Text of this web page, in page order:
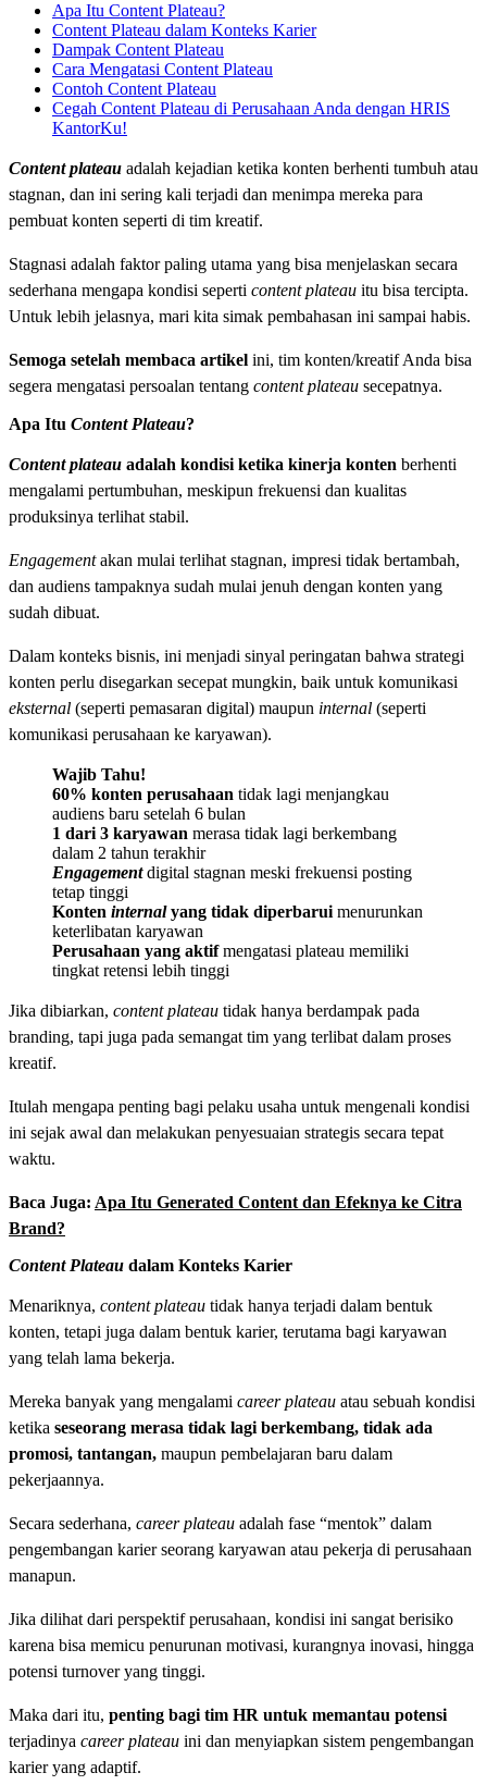
Apa Itu Content Plateau?
Content Plateau dalam Konteks Karier
Dampak Content Plateau
Cara Mengatasi Content Plateau
Contoh Content Plateau
Cegah Content Plateau di Perusahaan Anda dengan HRIS
KantorKu!
Content plateau adalah kejadian ketika konten berhenti tumbuh atau
stagnan, dan ini sering kali terjadi dan menimpa mereka para
pembuat konten seperti di tim kreatif.
Stagnasi adalah faktor paling utama yang bisa menjelaskan secara
sederhana mengapa kondisi seperti content plateau itu bisa tercipta.
Untuk lebih jelasnya, mari kita simak pembahasan ini sampai habis.
Semoga setelah membaca artikel ini, tim konten/kreatif Anda bisa
segera mengatasi persoalan tentang content plateau secepatnya.
Apa Itu Content Plateau?
Content plateau adalah kondisi ketika kinerja konten berhenti
mengalami pertumbuhan, meskipun frekuensi dan kualitas
produksinya terlihat stabil.
Engagementakan mulai terlihat stagnan, impresi tidak bertambah,
dan audiens tampaknya sudah mulai jenuh dengan konten yang
sudah dibuat.
Dalam konteks bisnis, ini menjadi sinyal peringatan bahwa strategi
konten perlu disegarkan secepat mungkin, baik untuk komunikasi
eksternal (seperti pemasaran digital) maupun internal (seperti
komunikasi perusahaan ke karyawan).
Wajib Tahu!
60% konten perusahaan tidak lagi menjangkau
audiens baru setelah 6 bulan
1 dari 3 karyawan merasa tidak lagi berkembang
dalam 2 tahun terakhir
Engagementdigital stagnan meski frekuensi posting
tetap tinggi
Konten internalyang tidak diperbarui menurunkan
keterlibatan karyawan
Perusahaan yang aktifmengatasi plateau memiliki
tingkat retensi lebih tinggi
Jika dibiarkan, content plateau tidak hanya berdampak pada
branding, tapi juga pada semangat tim yang terlibat dalam proses
kreatif.
Itulah mengapa penting bagi pelaku usaha untuk mengenali kondisi
ini sejak awal dan melakukan penyesuaian strategis secara tepat
waktu.
Baca Juga: Apa Itu Generated Content dan Efeknya ke Citra
Brand?
Content Plateau dalam Konteks Karier
Menariknya, content plateau tidak hanya terjadi dalam bentuk
konten, tetapi juga dalam bentuk karier, terutama bagi karyawan
yang telah lama bekerja.
Mereka banyak yang mengalami career plateau atau sebuah kondisi
ketika seseorang merasa tidak lagi berkembang, tidak ada
promosi, tantangan, maupun pembelajaran baru dalam
pekerjaannya.
Secara sederhana, career plateau adalah fase “mentok” dalam
pengembangan karier seorang karyawan atau pekerja di perusahaan
manapun.
Jika dilihat dari perspektif perusahaan, kondisi ini sangat berisiko
karena bisa memicu penurunan motivasi, kurangnya inovasi, hingga
potensi turnover yang tinggi.
Maka dari itu, penting bagi tim HR untuk memantau potensi
terjadinya career plateau ini dan menyiapkan sistem pengembangan
karier yang adaptif.